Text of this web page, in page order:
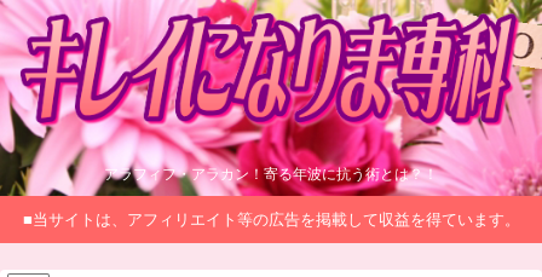
アラフィフ・アラカン！寄る年波に抗う術とは？！
■当サイトは、アフィリエイト等の広告を掲載して収益を得ています。